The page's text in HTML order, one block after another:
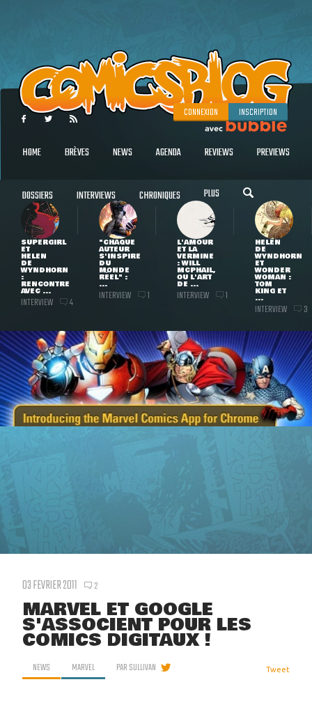
CONNEXION INSCRIPTION
HOME BRÈVES NEWS AGENDA REVIEWS PREVIEWS
DOSSIERS INTERVIEWS CHRONIQUES PLUS
SUPERGIRL
ET
HELEN
DE
WYNDHORN
:
RENCONTRE
AVEC ...
INTERVIEW 4
"CHAQUE
AUTEUR
S'INSPIRE
DU
MONDE
RÉEL" :
...
INTERVIEW 1
L'AMOUR
ET LA
VERMINE
: WILL
MCPHAIL,
OU L'ART
DE ...
INTERVIEW 1
HELEN
DE
WYNDHORN
ET
WONDER
WOMAN :
TOM
KING ET
...
INTERVIEW 3
03 FEVRIER 2011 2
MARVEL ET GOOGLE
S'ASSOCIENT POUR LES
COMICS DIGITAUX !
NEWS MARVEL PARSULLIVAN Tweet